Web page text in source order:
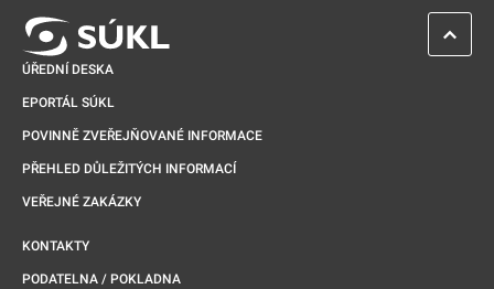
ÚŘEDNÍ DESKA
EPORTÁL SÚKL
POVINNĚ ZVEŘEJŇOVANÉ INFORMACE
PŘEHLED DŮLEŽITÝCH INFORMACÍ
VEŘEJNÉ ZAKÁZKY
KONTAKTY
PODATELNA / POKLADNA
ZPĚT